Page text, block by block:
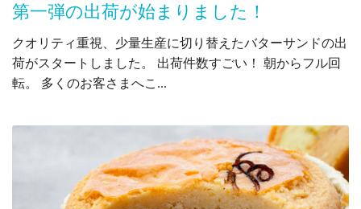
第一弾の出荷が始まりました！
クオリティ重視、少量生産に切り替えたバターサンドの出
荷がスタートしました。 出荷件数すごい！ 朝からフル回
転。 多くのお客さまへこ...